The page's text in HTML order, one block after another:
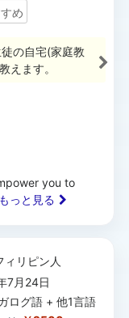
め
の自宅(家庭教
えます。
you to
っと見る
ィリピン 人
7月24日
ログ語 + 他1言語